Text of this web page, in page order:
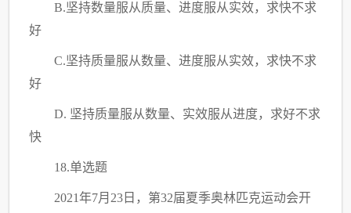
B.坚持数量服从质量、进度服从实效，求快不求
好
C.坚持质量服从数量、进度服从实效，求快不求
好
D. 坚持质量服从数量、实效服从进度，求好不求
快
18.单选题
2021年7月23日，第32届夏季奥林匹克运动会开